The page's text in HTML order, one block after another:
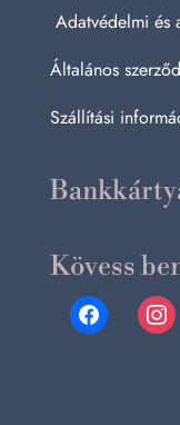
Adatvédelmi és
Általános
Szállítási
Kövess
facebook